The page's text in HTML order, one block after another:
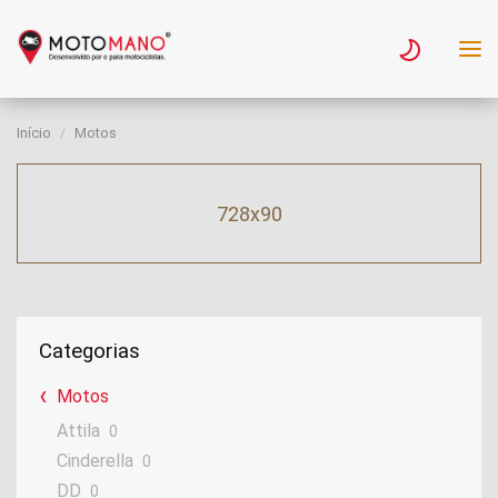
Início Motos
728x90
Categorias
Motos
Attila
0
Cinderella 0
DD 0